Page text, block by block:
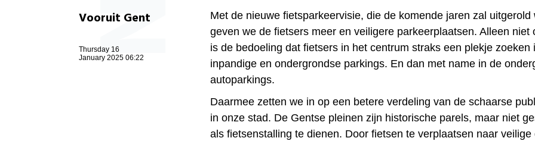
Vooruit Gent
Thursday 16
January 2025 06:22
Met de nieuwe fietsparkeervisie, die de komende jaren zal uitgerold
geven we de fietsers meer en veiligere parkeerplaatsen. Alleen niet
is de bedoeling dat fietsers in het centrum straks een plekje zoeken
inpandige en ondergrondse parkings. En dan met name in de
autoparkings.
Daarmee zetten we in op een betere verdeling van de schaarse
in onze stad. De Gentse pleinen zijn historische parels, maar niet
als fietsenstalling te dienen. Door fietsen te verplaatsen naar veilige